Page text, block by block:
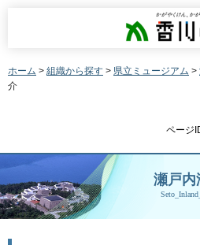
香川県
ホーム > 組織から探す > 県立ミュージアム >
介
ページ
瀬戸内